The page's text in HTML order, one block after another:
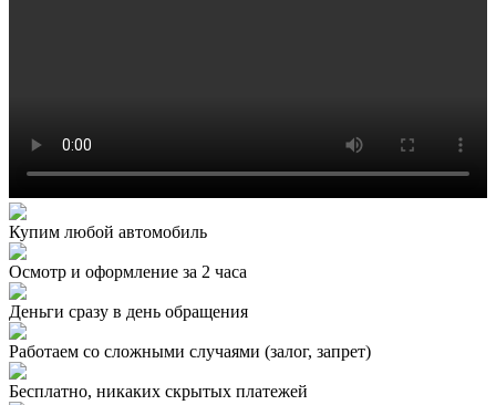
Купим любой автомобиль
Осмотр и оформление за 2 часа
Деньги сразу в день обращения
Работаем со сложными случаями (залог, запрет)
Бесплатно, никаких скрытых платежей